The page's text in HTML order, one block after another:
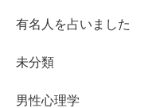
有名人を占いました
未分類
男性心理学